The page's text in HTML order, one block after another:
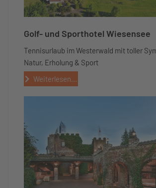
Golf- und Sporthotel Wiesensee
Tennisurlaub im Westerwald mit toller
Natur, Erholung & Sport
Weiterlesen...